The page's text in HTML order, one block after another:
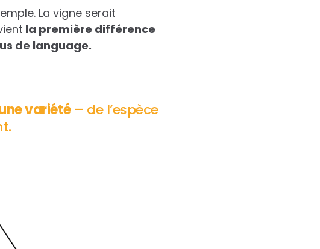
La vigne serait
la première différence
de language.
variété– de l’espèce